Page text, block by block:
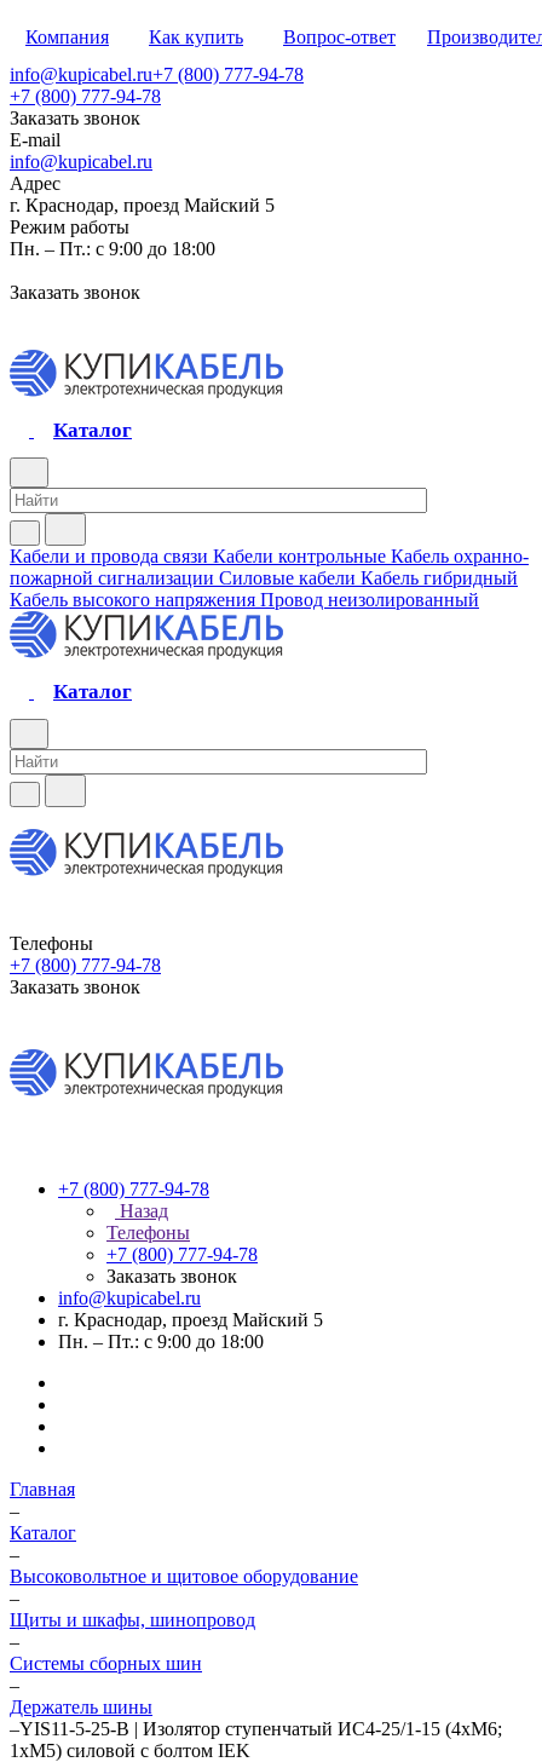
Компания Как купить Вопрос-ответ
info@kupicabel.ru+7 (800) 777-94-78
+7 (800) 777-94-78
Заказать звонок
E-mail
info@kupicabel.ru
Адрес
г. Краснодар, проезд Майский 5
Режим работы
Пн. – Пт.: с 9:00 до 18:00
Заказать звонок
Каталог
Кабели и провода связи Кабели контрольные Кабель охранно-
пожарной сигнализации Силовые кабели Кабель гибридный
Кабель высокого напряжения Провод неизолированный
Каталог
Телефоны
+7 (800) 777-94-78
Заказать звонок
+7 (800) 777-94-78
Назад
Телефоны
+7 (800) 777-94-78
Заказать звонок
info@kupicabel.ru
г. Краснодар, проезд Майский 5
Пн. – Пт.: с 9:00 до 18:00
Главная
–
Каталог
–
Высоковольтное и щитовое оборудование
–
Щиты и шкафы, шинопровод
–
Системы сборных шин
–
Держатель шины
–YIS11-5-25-B | Изолятор ступенчатый ИС4-25/1-15 (4хМ6;
1хМ5) силовой с болтом IEK